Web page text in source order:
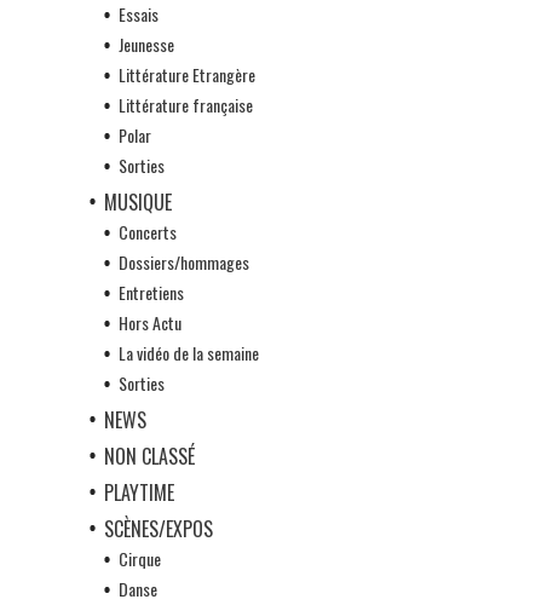
Essais
Jeunesse
Littérature Etrangère
Littérature française
Polar
Sorties
MUSIQUE
Concerts
Dossiers/hommages
Entretiens
Hors Actu
La vidéo de la semaine
Sorties
NEWS
NON CLASSÉ
PLAYTIME
SCÈNES/EXPOS
Cirque
Danse